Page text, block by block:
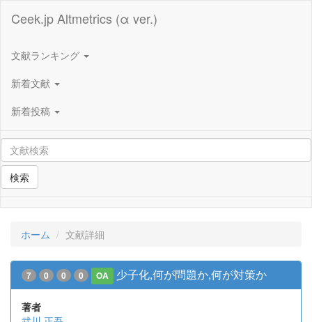
Ceek.jp Altmetrics (α ver.)
文献ランキング
新着文献
新着投稿
検索
ホーム 文献詳細
7 0 0 0 OA 少子化,何が問題か,何が対策か
著者